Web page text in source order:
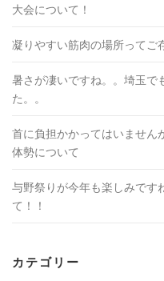
大会について！
凝りやすい筋肉の場所ってご
暑さが凄いですね。。埼玉で
た。。
首に負担かかってはいません
体勢について
与野祭りが今年も楽しみです
て！！
カテゴリー